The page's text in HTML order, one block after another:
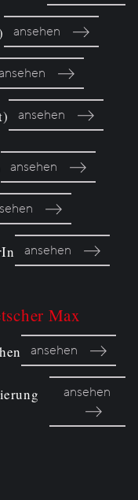
ansehen
ansehen
ansehen
ansehen
Max
ansehen
ansehen